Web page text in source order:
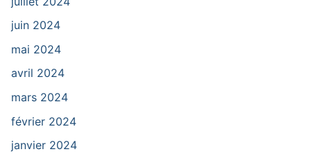
juin 2024
mai 2024
avril 2024
mars 2024
février 2024
janvier 2024